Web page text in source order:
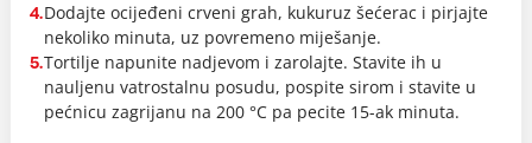
4.Dodajte ocijeđeni crveni grah, kukuruz šećerac i pirjajte
nekoliko minuta, uz povremeno miješanje.
5.Tortilje napunite nadjevom i zarolajte. Stavite ih u
nauljenu vatrostalnu posudu, pospite sirom i stavite u
pećnicu zagrijanu na 200 °C pa pecite 15-ak minuta.